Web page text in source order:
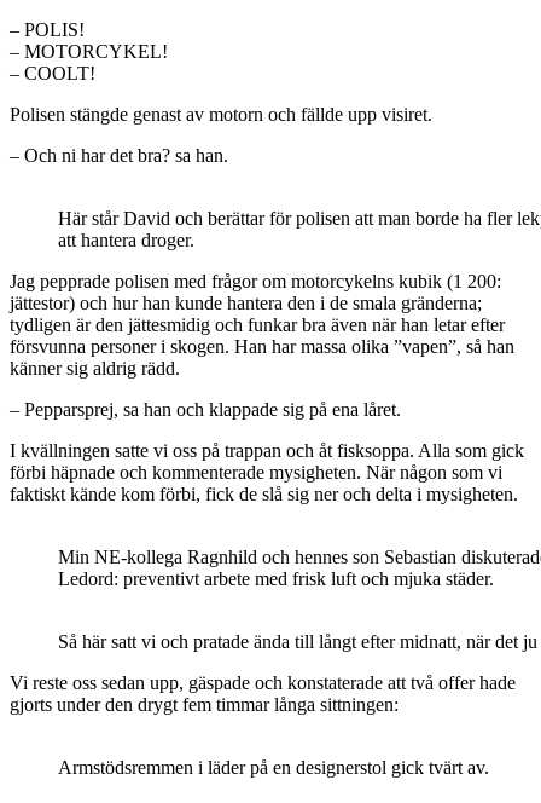
– POLIS!
– MOTORCYKEL!
– COOLT!
Polisen stängde genast av motorn och fällde upp visiret.
– Och ni har det bra? sa han.
Här står David och berättar för polisen att man borde ha fler
att hantera droger.
Jag pepprade polisen med frågor om motorcykelns kubik (1 200:
jättestor) och hur han kunde hantera den i de smala gränderna;
tydligen är den jättesmidig och funkar bra även när han letar efter
försvunna personer i skogen. Han har massa olika ”vapen”, så han
känner sig aldrig rädd.
– Pepparsprej, sa han och klappade sig på ena låret.
I kvällningen satte vi oss på trappan och åt fisksoppa. Alla som gick
förbi häpnade och kommenterade mysigheten. När någon som vi
faktiskt kände kom förbi, fick de slå sig ner och delta i mysigheten.
Min NE-kollega Ragnhild och hennes son Sebastian
Ledord: preventivt arbete med frisk luft och mjuka städer.
Så här satt vi och pratade ända till långt efter midnatt, när det
Vi reste oss sedan upp, gäspade och konstaterade att två offer hade
gjorts under den drygt fem timmar långa sittningen:
Armstödsremmen i läder på en designerstol gick tvärt av.